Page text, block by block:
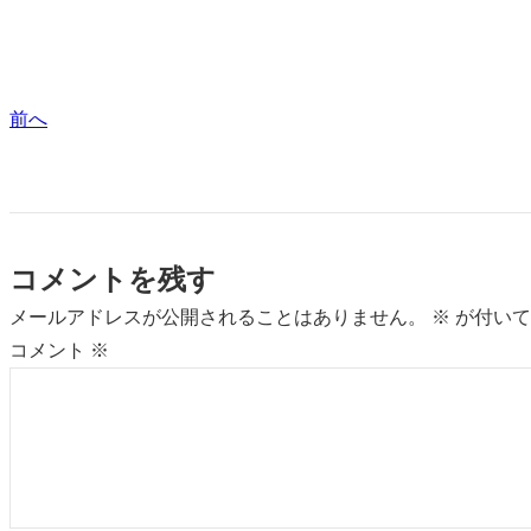
前へ
コメントを残す
メールアドレスが公開されることはありません。 ※ が付い
コメント ※